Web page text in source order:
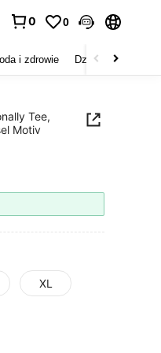
0 0
i zdrowie Dzieci
Tee,
Motiv
XL